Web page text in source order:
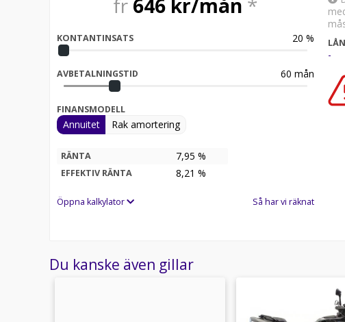
fr 646 kr/mån *
KONTANTINSATS 20 %
AVBETALNINGSTID 60 mån
FINANSMODELL
Annuitet Rak amortering
RÄNTA 7,95 %
EFFEKTIV RÄNTA 8,21 %
Öppna kalkylator Så har vi räknat
-
Du kanske även gillar